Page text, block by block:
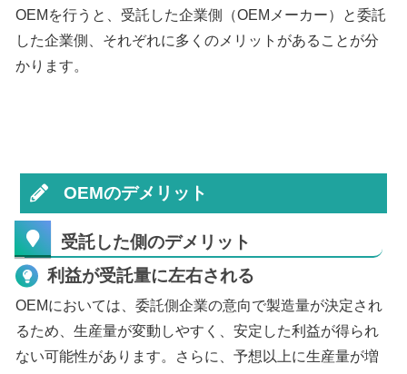
OEMを行うと、受託した企業側（OEMメーカー）と委託
した企業側、それぞれに多くのメリットがあることが分
かります。
OEMのデメリット
受託した側のデメリット
利益が受託量に左右される
OEMにおいては、委託側企業の意向で製造量が決定され
るため、生産量が変動しやすく、安定した利益が得られ
ない可能性があります。さらに、予想以上に生産量が増